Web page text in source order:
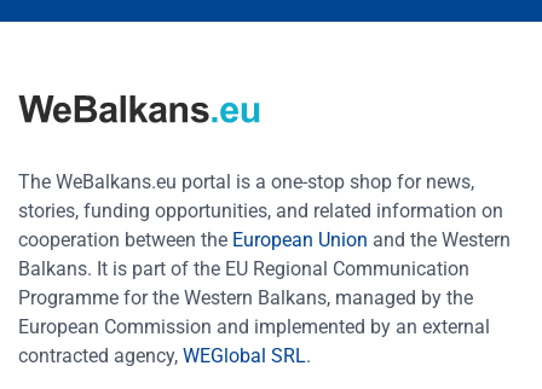
The WeBalkans.eu portal is a one-stop shop for news,
stories, funding opportunities, and related information on
cooperation between the European Union and the Western
Balkans. It is part of the EU Regional Communication
Programme for the Western Balkans, managed by the
European Commission and implemented by an external
contracted agency, WEGlobal SRL.